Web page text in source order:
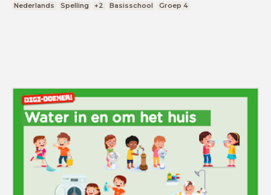
Nederlands Spelling +2 Basisschool Groep 4